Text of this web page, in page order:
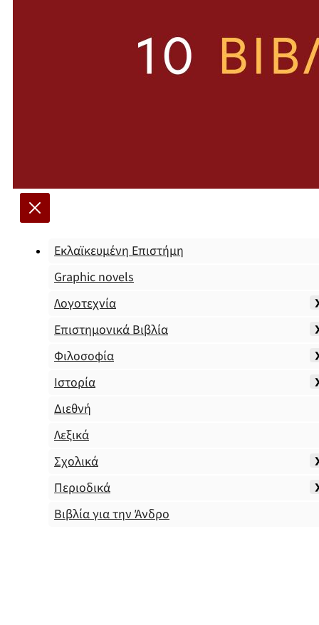
Εκλαϊκευμένη Επιστήμη
Graphic novels
Λογοτεχνία
Επιστημονικά Βιβλία
Φιλοσοφία
Ιστορία
Διεθνή
Λεξικά
Σχολικά
Περιοδικά
Βιβλία για την Άνδρο